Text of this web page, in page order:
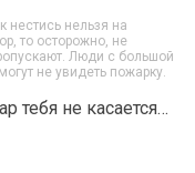
нестись нельзя на
то осторожно, не
Люди с большой
не увидеть пожарку.
тебя не касается…